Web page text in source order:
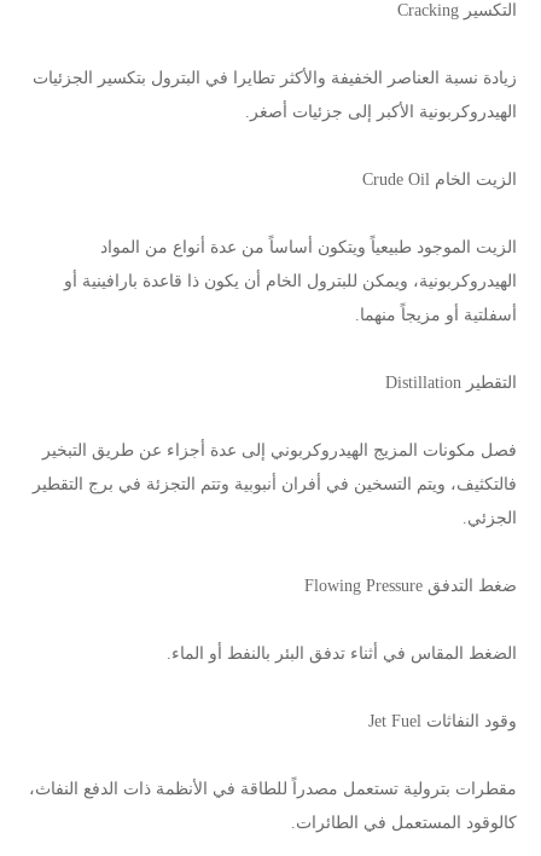
التكسير Cracking
زيادة نسبة العناصر الخفيفة والأكثر تطايرا في البترول بتكسير الجزئيات
الهيدروكربونية الأكبر إلى جزئيات أصغر.
الزيت الخام Crude Oil
الزيت الموجود طبيعياً ويتكون أساساً من عدة أنواع من المواد
الهيدروكربونية، ويمكن للبترول الخام أن يكون ذا قاعدة بارافينية أو
أسفلتية أو مزيجاً منهما.
التقطير Distillation
فصل مكونات المزيج الهيدروكربوني إلى عدة أجزاء عن طريق التبخير
فالتكثيف، ويتم التسخين في أفران أنبوبية وتتم التجزئة في برج التقطير
الجزئي.
ضغط التدفق Flowing Pressure
الضغط المقاس في أثناء تدفق البئر بالنفط أو الماء.
وقود النفاثات Jet Fuel
مقطرات بترولية تستعمل مصدراً للطاقة في الأنظمة ذات الدفع النفاث،
كالوقود المستعمل في الطائرات.